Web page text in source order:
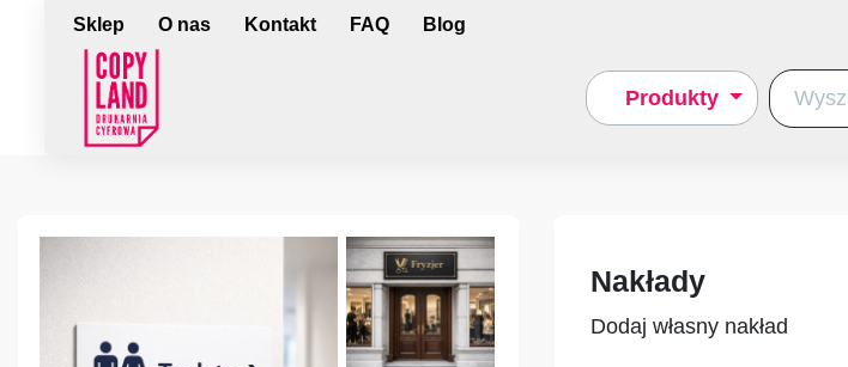
Sklep O nas Kontakt FAQ Blog
Produkty
Nakłady
Dodaj własny nakład